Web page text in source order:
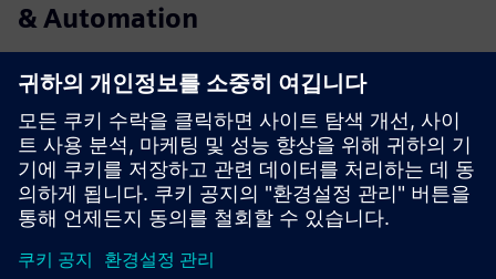
& Automation
web admission, QR self check-in, intelligent patient
routing, patient call systems & integrated service booking.
Automates patient intake, arrival and service coordinati...
자세히 알아보기